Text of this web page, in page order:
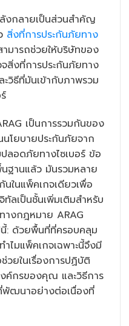
งกลายเป็นส่วนสำคัญ
สิ่งที่การประกันภัยทาง
ามารถช่วยให้บริษัทของ
สิ่งที่การประกันภัยทาง
วิธีที่มันเข้ากับภาพรวม
เป็นการรวมกันของ
โยบายประกันภัยจาก
ลอดภัยทางไซเบอร์ ข้อ
ฐานแล้ว มันรวมหลาย
ในแพ็คเกจเดียวเพื่อ
ลเป็นชั้นเพิ่มเติมสำหรับ
งกฎหมาย ARAG
: ด้วยพื้นที่ที่ครอบคลุม
ไมแพ็คเกจเฉพาะนี้จึงมี
ยในเรื่องการปฏิบัติ
กรของคุณ และวิธีการ
ฒนาอย่างต่อเนื่องที่